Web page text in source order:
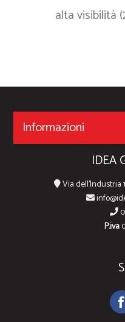
alta visibilità
Informazioni
IDEA
Via dell'Industria
P.iva